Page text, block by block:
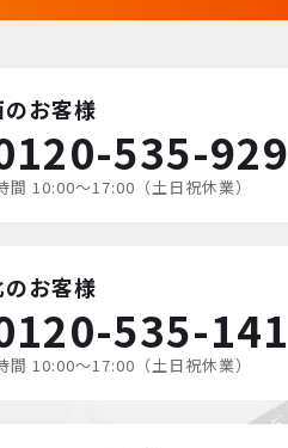
のお客様
535-929
間 10:00〜17:00（土日祝休業）
のお客様
535-141
間 10:00〜17:00（土日祝休業）